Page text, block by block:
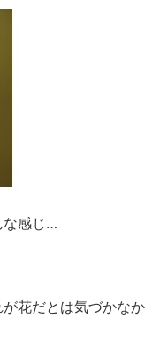
な感じ…
花だとは気づかなか